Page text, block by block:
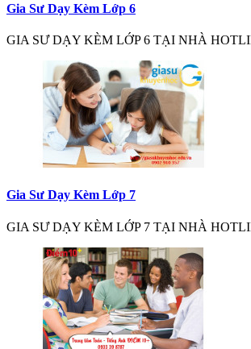
Gia Sư Dạy Kèm Lớp 6
GIA SƯ DẠY KÈM LỚP 6 TẠI NHÀ
Gia Sư Dạy Kèm Lớp 7
GIA SƯ DẠY KÈM LỚP 7 TẠI NHÀ